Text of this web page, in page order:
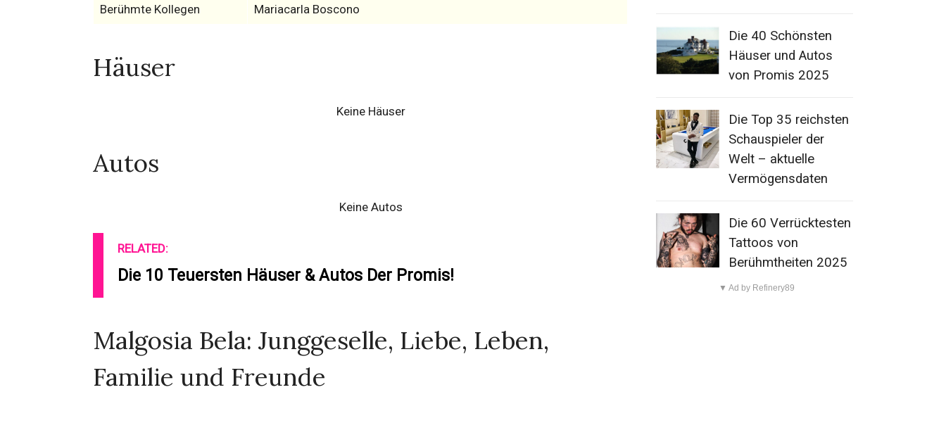
Berühmte Kollegen Mariacarla Boscono
Häuser
Keine Häuser
Autos
Keine Autos
RELATED:
Die 10 Teuersten Häuser & Autos Der Promis!
Malgosia Bela: Junggeselle, Liebe, Leben,
Familie und Freunde
Die 40 Schönsten
Häuser und Autos
von Promis 2025
Die Top 35 reichsten
Schauspieler der
Welt – aktuelle
Vermögensdaten
Die 60 Verrücktesten
Tattoos von
Berühmtheiten 2025
▼ Ad by Refinery89